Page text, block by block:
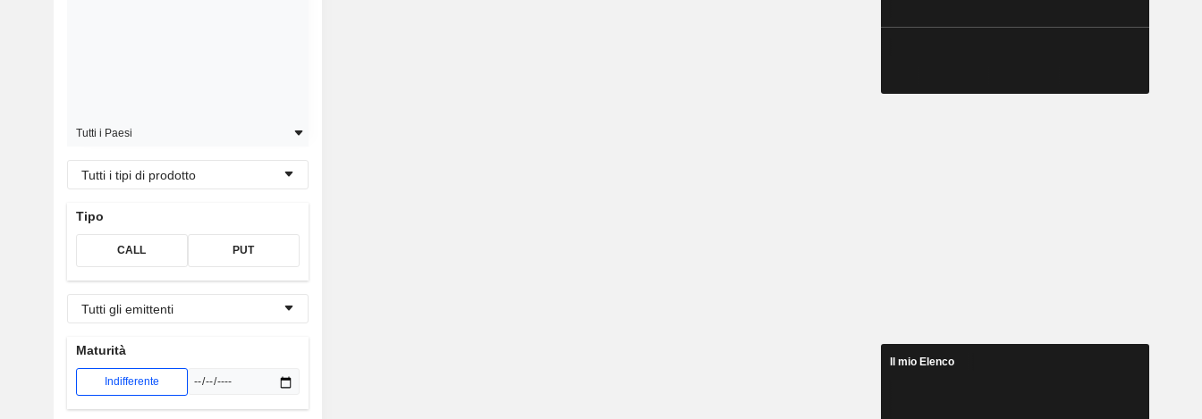
Tutti i Paesi
Tutti i tipi di prodotto
Tipo
CALL PUT
Tutti gli emittenti
Maturità
Indifferente
Il mio Elenco